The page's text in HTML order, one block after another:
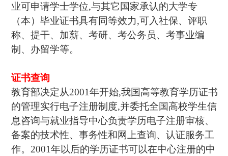
业可申请学士学位,与其它国家承认的大学专
（本）毕业证书具有同等效力,可入社保、评职
称、提干、加薪、考研、考公务员、考事业编
制、办留学等。
证书查询
教育部决定从2001年开始,我国高等教育学历证书
的管理实行电子注册制度,并委托全国高校学生信
息咨询与就业指导中心负责学历电子注册审核、
备案的技术性、事务性和网上查询、认证服务工
作。2001年以后的学历证书可以在中心注册的中